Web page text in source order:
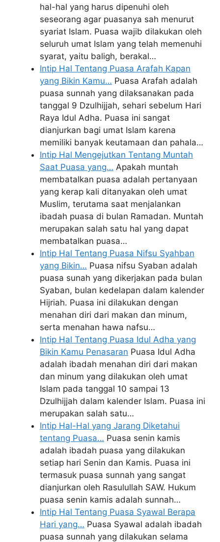
hal-hal yang harus dipenuhi oleh
seseorang agar puasanya sah menurut
syariat Islam. Puasa wajib dilakukan oleh
seluruh umat Islam yang telah memenuhi
syarat, yaitu baligh, berakal…
Intip Hal Tentang Puasa Arafah Kapan
yang Bikin Kamu… Puasa Arafah adalah
puasa sunnah yang dilaksanakan pada
tanggal 9 Dzulhijjah, sehari sebelum Hari
Raya Idul Adha. Puasa ini sangat
dianjurkan bagi umat Islam karena
memiliki banyak keutamaan dan pahala…
Intip Hal Mengejutkan Tentang Muntah
Saat Puasa yang… Apakah muntah
membatalkan puasa adalah pertanyaan
yang kerap kali ditanyakan oleh umat
Muslim, terutama saat menjalankan
ibadah puasa di bulan Ramadan. Muntah
merupakan salah satu hal yang dapat
membatalkan puasa…
Intip Hal Tentang Puasa Nifsu Syahban
yang Bikin… Puasa nifsu Syaban adalah
puasa sunah yang dikerjakan pada bulan
Syaban, bulan kedelapan dalam kalender
Hijriah. Puasa ini dilakukan dengan
menahan diri dari makan dan minum,
serta menahan hawa nafsu…
Intip Hal Tentang Puasa Idul Adha yang
Bikin Kamu Penasaran Puasa Idul Adha
adalah ibadah menahan diri dari makan
dan minum yang dilakukan oleh umat
Islam pada tanggal 10 sampai 13
Dzulhijjah dalam kalender Islam. Puasa ini
merupakan salah satu…
Intip Hal-Hal yang Jarang Diketahui
tentang Puasa… Puasa senin kamis
adalah ibadah puasa yang dilakukan
setiap hari Senin dan Kamis. Puasa ini
termasuk puasa sunnah yang sangat
dianjurkan oleh Rasulullah SAW. Hukum
puasa senin kamis adalah sunnah…
Intip Hal Tentang Puasa Syawal Berapa
Hari yang… Puasa Syawal adalah ibadah
puasa sunnah yang dilakukan selama